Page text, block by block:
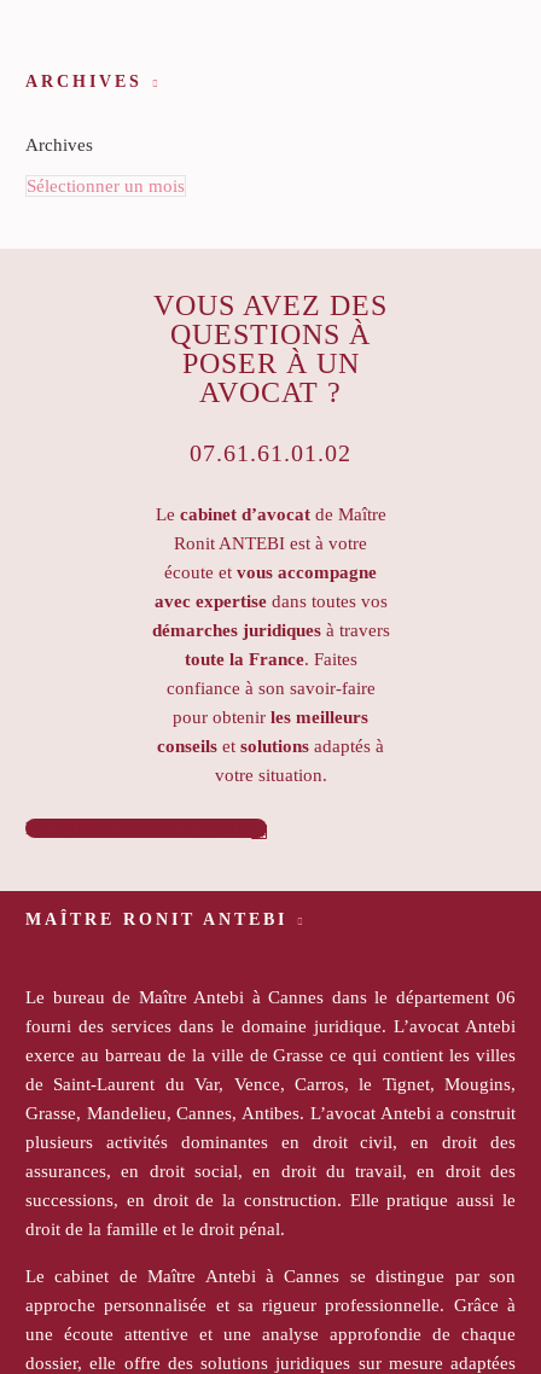
ARCHIVES
Archives
Sélectionner un mois
VOUS AVEZ DES
QUESTIONS À
POSER À UN
AVOCAT ?
07.61.61.01.02
Le cabinet d’avocatde Maître
Ronit ANTEBI est à votre
écoute et vous accompagne
avec expertisedans toutes vos
démarches juridiquesà travers
toute la France. Faites
confiance à son savoir-faire
pour obtenir les meilleurs
conseils et solutions adaptés à
votre situation.
PRENDRE RENDEZ-VOUS 
MAÎTRE RONIT ANTEBI
Le bureau de Maître Antebi à Cannes dans le département 06
fourni des services dans le domaine juridique. L’avocat Antebi
exerce au barreau de la ville de Grasse ce qui contient les villes
de Saint-Laurent du Var, Vence, Carros, le Tignet, Mougins,
Grasse, Mandelieu, Cannes, Antibes. L’avocat Antebi a construit
plusieurs activités dominantes en droit civil, en droit des
assurances, en droit social, en droit du travail, en droit des
successions, en droit de la construction. Elle pratique aussi le
droit de la famille et le droit pénal.
Le cabinet de Maître Antebi à Cannes se distingue par son
approche personnalisée et sa rigueur professionnelle. Grâce à
une écoute attentive et une analyse approfondie de chaque
dossier, elle offre des solutions juridiques sur mesure adaptées